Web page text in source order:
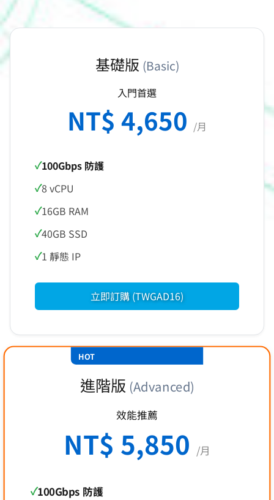
基礎版 (Basic)
入門首選
NT$ 4,650 /月
100Gbps 防護
8 vCPU
16GB RAM
40GB SSD
1 靜態 IP
立即訂購 (TWGAD16)
HOT
進階版 (Advanced)
效能推薦
NT$ 5,850 /月
100Gbps 防護